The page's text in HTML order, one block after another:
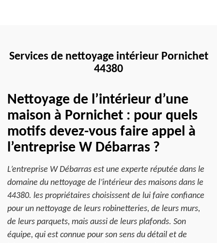
Services de nettoyage intérieur Pornichet
44380
Nettoyage de l’intérieur d’une
maison à Pornichet : pour quels
motifs devez-vous faire appel à
l’entreprise W Débarras ?
L’entreprise W Débarras est une experte réputée dans le
domaine du nettoyage de l’intérieur des maisons dans le
44380. les propriétaires choisissent de lui faire confiance
pour un nettoyage de leurs robinetteries, de leurs murs,
de leurs parquets, mais aussi de leurs plafonds. Son
équipe, qui est connue pour son sens du détail et de